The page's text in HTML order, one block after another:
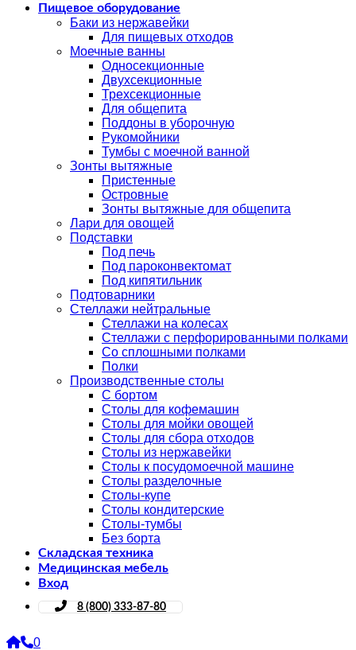
Пищевое оборудование
Баки из нержавейки
Для пищевых отходов
Моечные ванны
Односекционные
Двухсекционные
Трехсекционные
Для общепита
Поддоны в уборочную
Рукомойники
Тумбы с моечной ванной
Зонты вытяжные
Пристенные
Островные
Зонты вытяжные для общепита
Лари для овощей
Подставки
Под печь
Под пароконвектомат
Под кипятильник
Подтоварники
Стеллажи нейтральные
Стеллажи на колесах
Стеллажи с перфорированными полками
Со сплошными полками
Полки
Производственные столы
С бортом
Столы для кофемашин
Столы для мойки овощей
Столы для сбора отходов
Столы из нержавейки
Столы к посудомоечной машине
Столы разделочные
Столы-купе
Столы кондитерские
Столы-тумбы
Без борта
Складская техника
Медицинская мебель
Вход
8 (800) 333-87-80
0